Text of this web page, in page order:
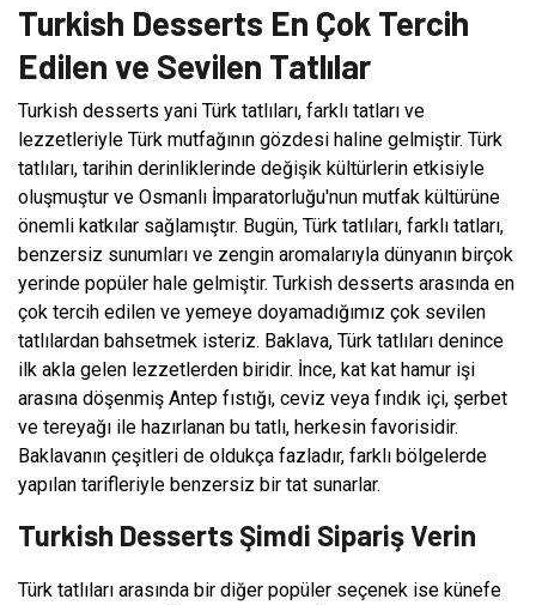
Turkish Desserts En Çok Tercih
Edilen ve Sevilen Tatlılar
Turkish desserts yani Türk tatlıları, farklı tatları ve
lezzetleriyle Türk mutfağının gözdesi haline gelmiştir. Türk
tatlıları, tarihin derinliklerinde değişik kültürlerin etkisiyle
oluşmuştur ve Osmanlı İmparatorluğu'nun mutfak kültürüne
önemli katkılar sağlamıştır. Bugün, Türk tatlıları, farklı tatları,
benzersiz sunumları ve zengin aromalarıyla dünyanın birçok
yerinde popüler hale gelmiştir. Turkish desserts arasında en
çok tercih edilen ve yemeye doyamadığımız çok sevilen
tatlılardan bahsetmek isteriz. Baklava, Türk tatlıları denince
ilk akla gelen lezzetlerden biridir. İnce, kat kat hamur işi
arasına döşenmiş Antep fıstığı, ceviz veya fındık içi, şerbet
ve tereyağı ile hazırlanan bu tatlı, herkesin favorisidir.
Baklavanın çeşitleri de oldukça fazladır, farklı bölgelerde
yapılan tarifleriyle benzersiz bir tat sunarlar.
Turkish Desserts Şimdi Sipariş Verin
Türk tatlıları arasında bir diğer popüler seçenek ise künefe